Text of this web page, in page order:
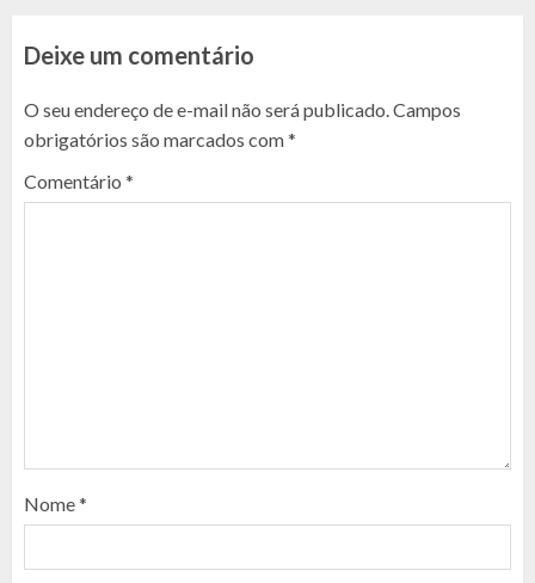
Deixe um comentário
O seu endereço de e-mail não será publicado. Campos
obrigatórios são marcados com*
Comentário *
Nome*